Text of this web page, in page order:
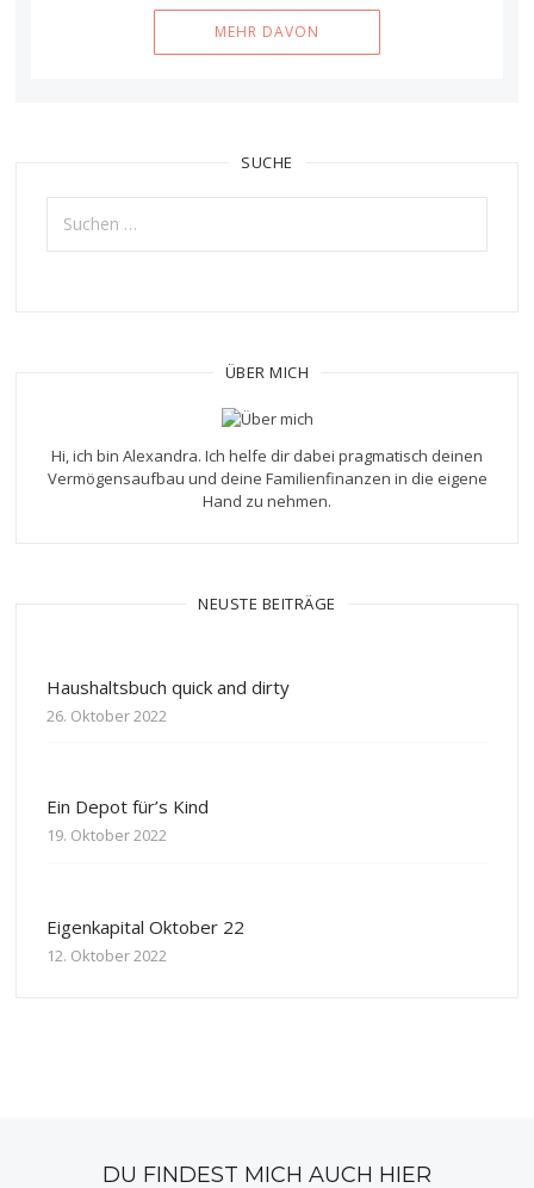
MEHR DAVON
SUCHE
Suchen
nach:
ÜBER MICH
Hi, ich bin Alexandra. Ich helfe dir dabei pragmatisch deinen
Vermögensaufbau und deine Familienfinanzen in die eigene
Hand zu nehmen.
NEUSTE BEITRÄGE
Haushaltsbuch quick and dirty
26. Oktober 2022
Ein Depot für’s Kind
19. Oktober 2022
Eigenkapital Oktober 22
12. Oktober 2022
DU FINDEST MICH AUCH HIER